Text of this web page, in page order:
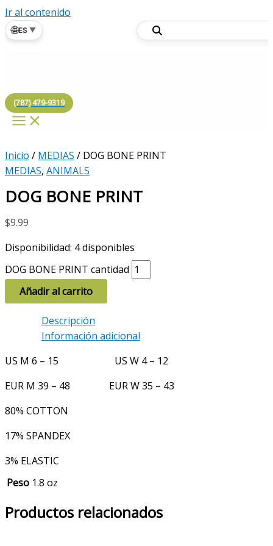
Ir al contenido
🌐ES ▼
(787) 479-9319
Inicio / MEDIAS / DOG BONE PRINT
MEDIAS, ANIMALS
DOG BONE PRINT
$9.99
Disponibilidad: 4 disponibles
DOG BONE PRINT cantidad
Añadir al carrito
Descripción
Información adicional
US M 6 – 15 US W 4 – 12
EUR M 39 – 48 EUR W 35 – 43
80% COTTON
17% SPANDEX
3% ELASTIC
Peso 1.8 oz
Productos relacionados